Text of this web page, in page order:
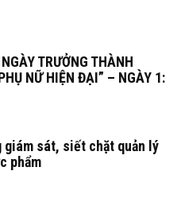
TRƯỞNG THÀNH
NỮ HIỆN ĐẠI” – NGÀY 1:
giám sát, siết chặt quản lý
phẩm